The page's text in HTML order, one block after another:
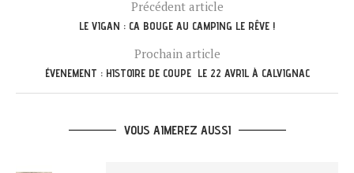
Précédent article
LE VIGAN : CA BOUGE AU CAMPING LE RÊVE !
Prochain article
ÉVENEMENT : HISTOIRE DE COUPE LE 22 AVRIL À CALVIGNAC
VOUS AIMEREZ AUSSI